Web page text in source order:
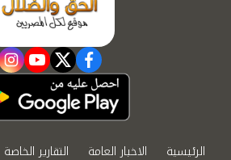
facebook
twitter
الرئيسية الاخبار العامة التقارير الخاصة